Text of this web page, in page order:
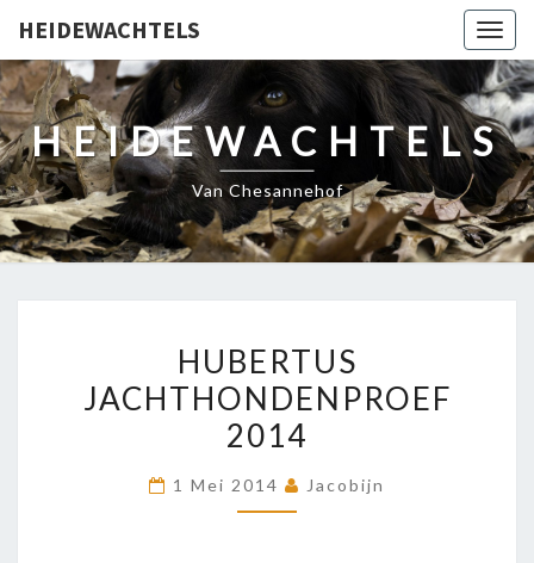
HEIDEWACHTELS
HEIDEWACHTELS
Van Chesannehof
JACHTHONDENPROEF
2014
HUBERTUS
JACHTHONDENPROEF
2014
1 Mei 2014 Jacobijn